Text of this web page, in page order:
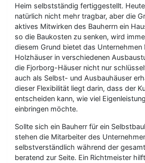
Heim selbstständig fertiggestellt.
natürlich nicht mehr tragbar, aber die
aktives Mitwirken des Bauherrn ein
so die Baukosten zu senken, wird
diesem Grund bietet das Unternehmen
Holzhäuser in verschiedenen
die Fjorborg-Häuser nicht nur
auch als Selbst- und Ausbauhäuser
dieser Flexibilität liegt darin, dass der
entscheiden kann, wie viel
einbringen möchte.
Sollte sich ein Bauherr für ein
stehen die Mitarbeiter des
selbstverständlich während der
beratend zur Seite. Ein Richtmeister